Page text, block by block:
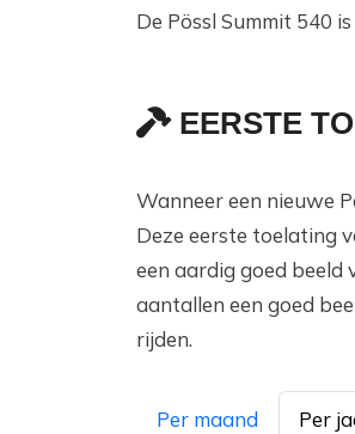
De Pössl Summit 540
EERSTE
Wanneer een nieuwe
Deze eerste toelating
een aardig goed beeld
aantallen een goed
rijden.
Per maand Per